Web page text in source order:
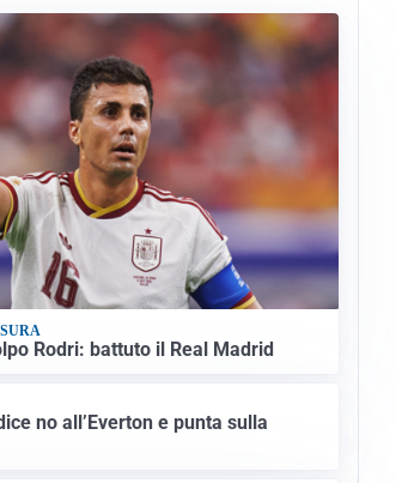
Rodri: battuto il Real Madrid
no all’Everton e punta sulla